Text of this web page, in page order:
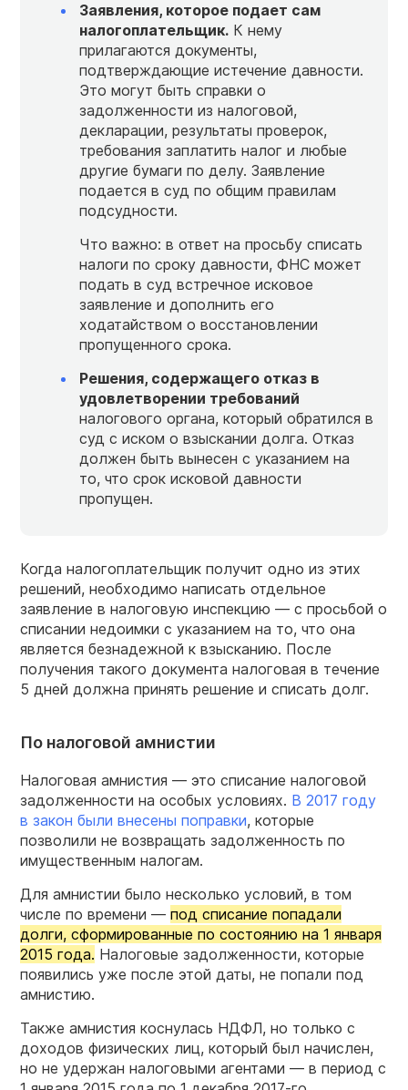
Заявления, которое подает сам
налогоплательщик. К нему
прилагаются документы,
подтверждающие истечение давности.
Это могут быть справки о
задолженности из налоговой,
декларации, результаты проверок,
требования заплатить налог и любые
другие бумаги по делу. Заявление
подается в суд по общим правилам
подсудности.
Что важно: в ответ на просьбу списать
налоги по сроку давности, ФНС может
подать в суд встречное исковое
заявление и дополнить его
ходатайством о восстановлении
пропущенного срока.
Решения, содержащего отказ в
удовлетворении требований
налогового органа, который обратился в
суд с иском о взыскании долга. Отказ
должен быть вынесен с указанием на
то, что срок исковой давности
пропущен.
Когда налогоплательщик получит одно из этих
решений, необходимо написать отдельное
заявление в налоговую инспекцию — с просьбой о
списании недоимки с указанием на то, что она
является безнадежной к взысканию. После
получения такого документа налоговая в течение
5 дней должна принять решение и списать долг.
По налоговой амнистии
Налоговая амнистия — это списание налоговой
задолженности на особых условиях. В 2017 году
в закон были внесены поправки, которые
позволили не возвращать задолженность по
имущественным налогам.
Для амнистии было несколько условий, в том
числе по времени — под списание попадали
долги, сформированные по состоянию на 1 января
2015 года. Налоговые задолженности, которые
появились уже после этой даты, не попали под
амнистию.
Также амнистия коснулась НДФЛ, но только с
доходов физических лиц, который был начислен,
но не удержан налоговыми агентами — в период с